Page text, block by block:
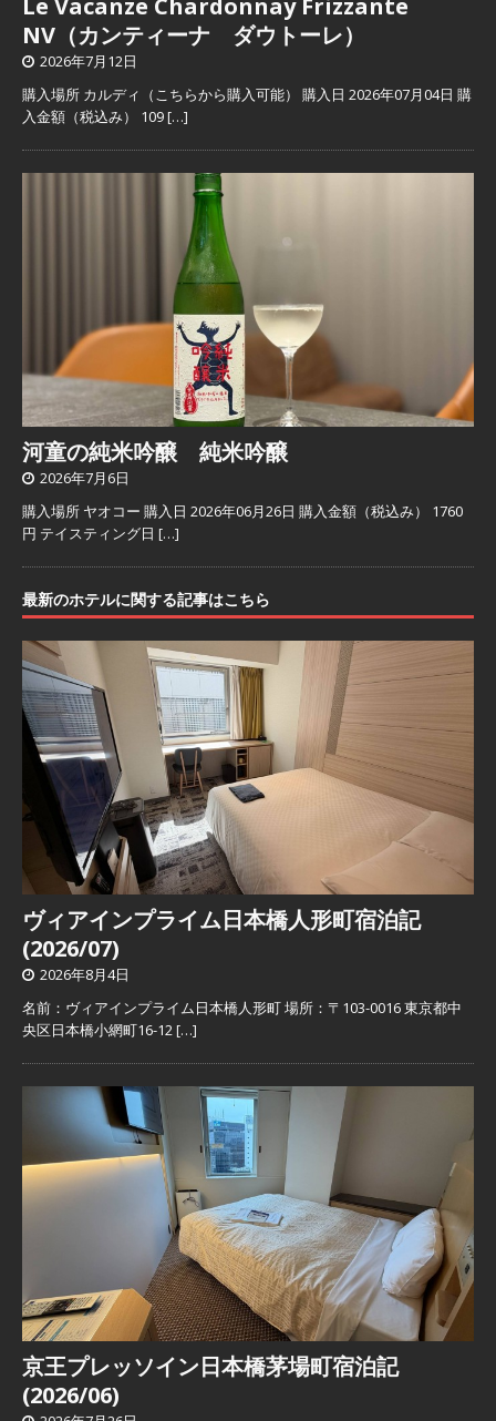
NV（カンティーナ ダウトーレ）
2026年7月12日
購入場所 カルディ（こちらから購入可能） 購入日 2026年07月04日 購
入金額（税込み） 109[…]
河童の純米吟醸 純米吟醸
2026年7月6日
購入場所 ヤオコー 購入日 2026年06月26日 購入金額（税込み） 1760
円 テイスティング日 […]
最新のホテルに関する記事はこちら
ヴィアインプライム日本橋人形町宿泊記
(2026/07)
2026年8月4日
名前：ヴィアインプライム日本橋人形町 場所：〒103-0016 東京都中
央区日本橋小網町16-12[…]
京王プレッソイン日本橋茅場町宿泊記
(2026/06)